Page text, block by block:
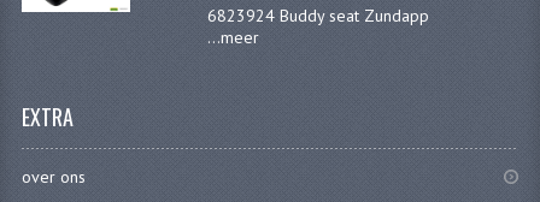
6823924 Buddy seat Zundapp
...meer
EXTRA
over ons